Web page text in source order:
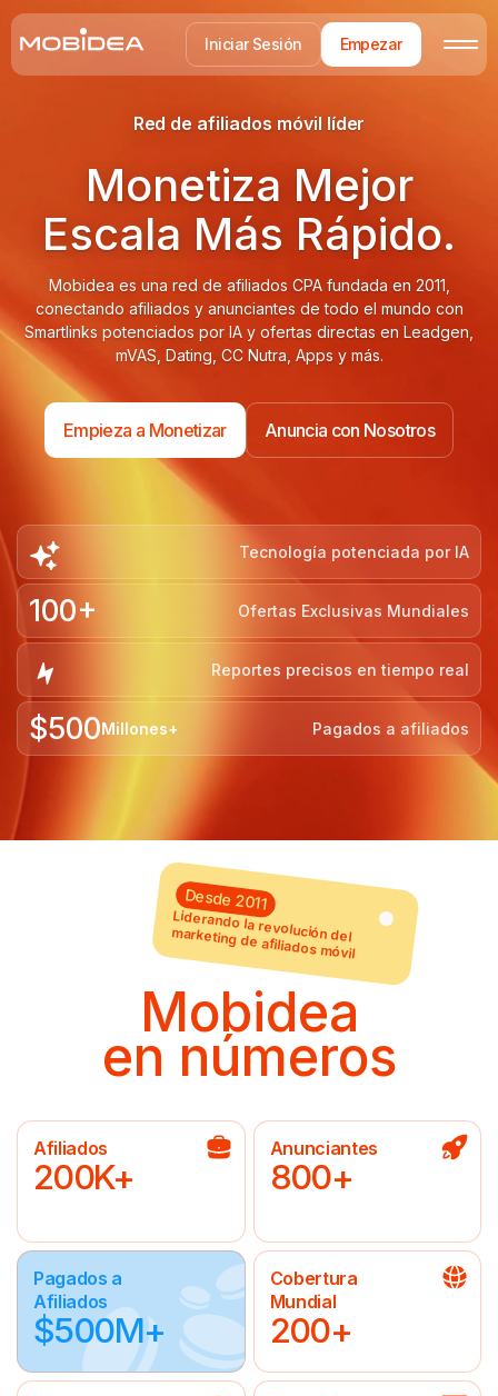
Iniciar Sesión Empezar
Red de afiliados móvil líder
Monetiza Mejor
Escala Más Rápido.
Mobidea es una red de afiliados CPA fundada en 2011,
conectando afiliados y anunciantes de todo el mundo con
Smartlinks potenciados por IA y ofertas directas en Leadgen,
mVAS, Dating, CC Nutra, Apps y más.
Empieza a Monetizar Anuncia con Nosotros
Tecnología potenciada por IA
100+ Ofertas Exclusivas Mundiales
Reportes precisos en tiempo real
$500Millones+ Pagados a afiliados
Mobidea
en números
Desde 2011
Liderando la revolución del
marketing de afiliados móvil
Afiliados
200K+
Anunciantes
800+
Pagados a
Afiliados
$500M+
Cobertura
Mundial
200+